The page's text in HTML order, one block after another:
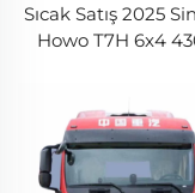
Sıcak Satış 2025
Howo T7H 6x4
Kafa Satılık